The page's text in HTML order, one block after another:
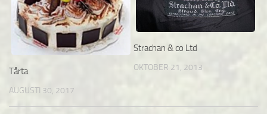
Tårta
AUGUSTI 30, 2017
Strachan & co Ltd
OKTOBER 21, 2013